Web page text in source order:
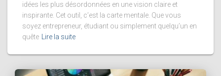
idées les plus désordonnées en une vision claire et
inspirante. Cet outil, c’est la carte mentale. Que vous
soyez entrepreneur, étudiant ou simplement quelqu’un en
quête Lire la suite